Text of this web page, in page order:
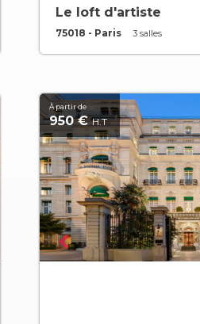
Le loft d'artiste
75018 - Paris 3 salles
À partir de
950 €H.T